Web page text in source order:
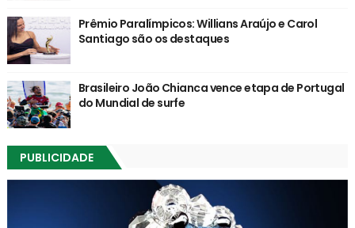
Prêmio Paralímpicos: Willians Araújo e Carol
Santiago são os destaques
Brasileiro João Chianca vence etapa de Portugal
do Mundial de surfe
PUBLICIDADE